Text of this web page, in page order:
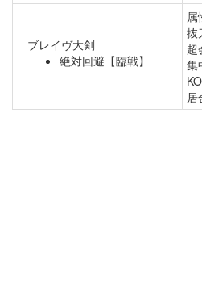
ブレイヴ大剣
絶対回避【臨戦】
属
抜
超
集
居